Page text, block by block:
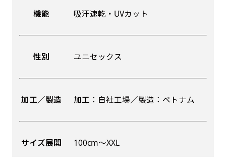
機能 吸汗速乾・UVカット
性別 ユニセックス
加工／製造 加工：自社工場／製造：ベトナム
サイズ展開 100cm〜XXL